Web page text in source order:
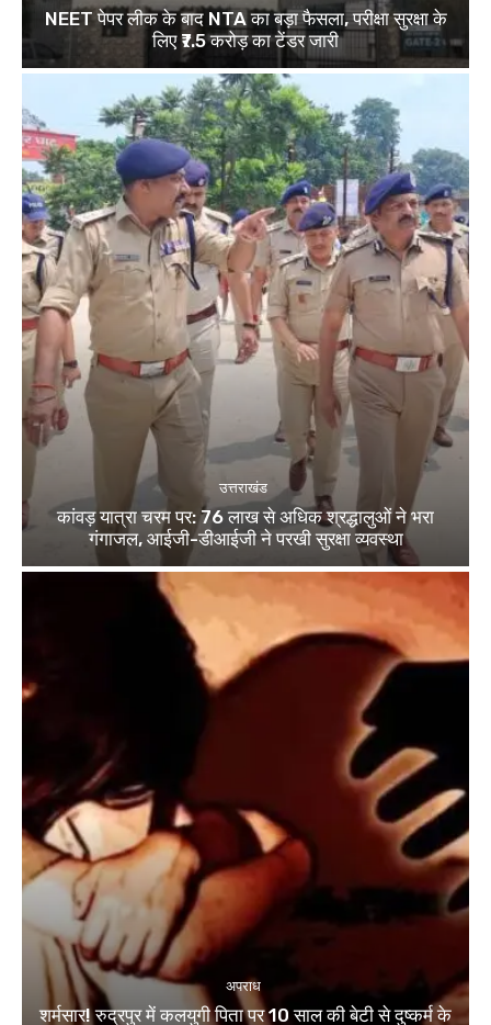
NEET पेपर लीक के बाद NTA का बड़ा फैसला, परीक्षा सुरक्षा के
लिए ₹7.5 करोड़ का टेंडर जारी
उत्तराखंड
कांवड़ यात्रा चरम पर: 76 लाख से अधिक श्रद्धालुओं ने भरा
गंगाजल, आईजी-डीआईजी ने परखी सुरक्षा व्यवस्था
अपराध
शर्मसार! रुद्रपुर में कलयुगी पिता पर 10 साल की बेटी से दुष्कर्म के